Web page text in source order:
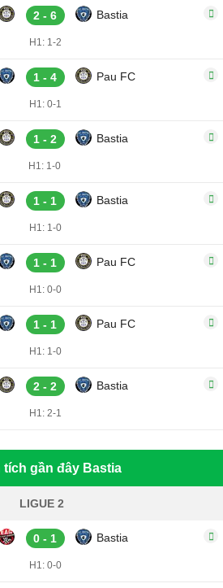
2 - 6 Bastia
H1: 1-2
1 - 4 Pau FC
H1: 0-1
1 - 2 Bastia
H1: 1-0
1 - 1 Bastia
H1: 1-0
1 - 1 Pau FC
H1: 0-0
1 - 1 Pau FC
H1: 1-0
2 - 2 Bastia
H1: 2-1
tích gần đây Bastia
LIGUE 2
0 - 1 Bastia
H1: 0-0